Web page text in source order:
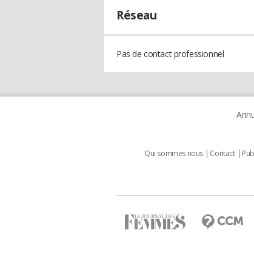
Réseau
Pas de contact professionnel
Qui sommes nous Contact